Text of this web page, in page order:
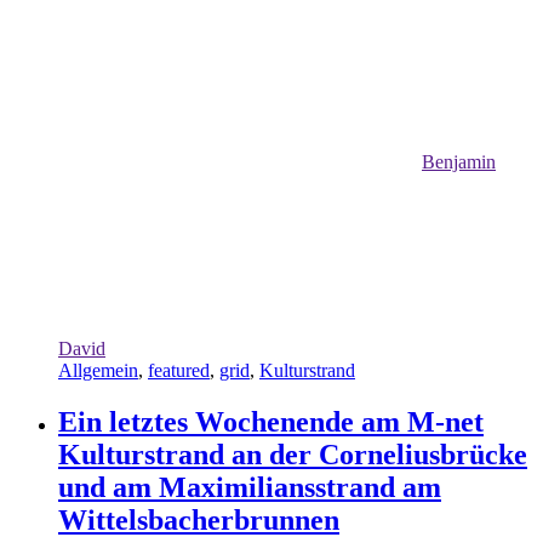
Benjamin
David
Allgemein, featured, grid, Kulturstrand
Ein letztes Wochenende am M-net
Kulturstrand an der Corneliusbrücke
und am Maximiliansstrand am
Wittelsbacherbrunnen